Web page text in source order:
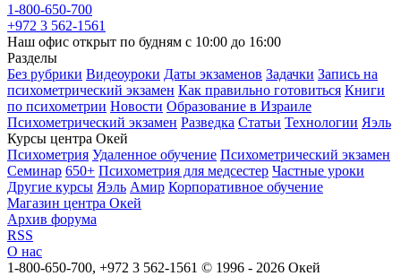
1-800-650-700
+972 3 562-1561
Наш офис открыт по будням с 10:00 до 16:00
Разделы
Без рубрики Видеоуроки Даты экзаменов Задачки Запись на
психометрический экзамен Как правильно готовиться Книги
по психометрии Новости Образование в Израиле
Психометрический экзамен Разведка Статьи Технологии Яэль
Курсы центра Окей
Психометрия Удаленное обучение Психометрический экзамен
Семинар 650+ Психометрия для медсестер Частные уроки
Другие курсы Яэль Амир Корпоративное обучение
Магазин центра Окей
Архив форума
RSS
О нас
1-800-650-700, +972 3 562-1561 © 1996 - 2026 Окей